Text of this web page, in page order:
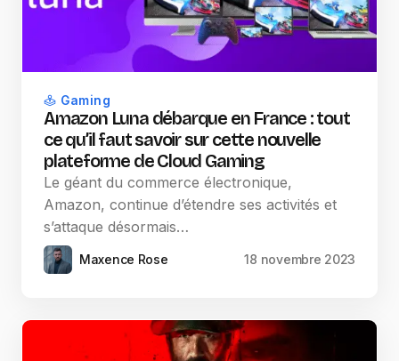
Gaming
Amazon Luna débarque en France : tout
ce qu’il faut savoir sur cette nouvelle
plateforme de Cloud Gaming
Le géant du commerce électronique,
Amazon, continue d’étendre ses activités et
s’attaque désormais…
Maxence Rose 18 novembre 2023